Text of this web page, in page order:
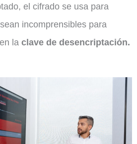
el cifrado se usa para
incomprensibles para
la clave de desencriptación.